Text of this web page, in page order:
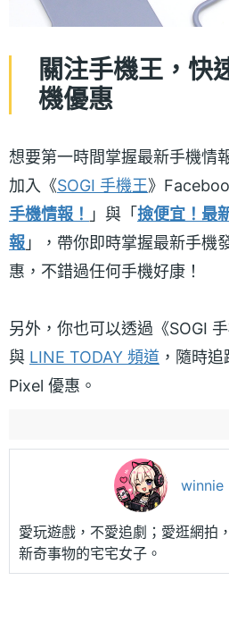
關注手機王，快
機優惠
想要第一時間掌握最新手機情
加入《SOGI 手機王》
手機情報！ 」與「 撿便宜！最
報 」，帶你即時掌握最新手機
惠，不錯過任何手機好康！
另外，你也可以透過《SOGI
與 LINE TODAY 頻道 ，隨時
Pixel 優惠。
winnie
愛玩遊戲，不愛追劇；愛逛網拍
新奇事物的宅宅女子。